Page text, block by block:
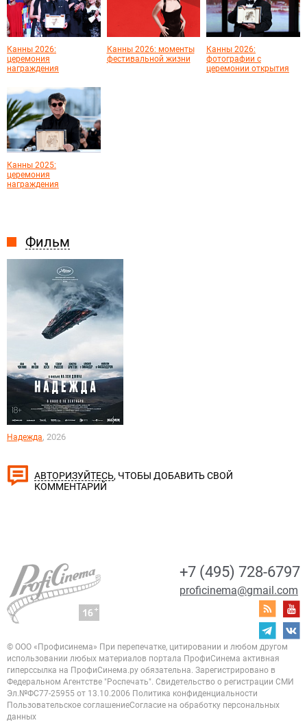
Фильм
Надежда, 2026
Канны 2026:
церемония
награждения
Канны 2026: моменты
фестивальной жизни
Канны 2026:
фотографии с
церемонии открытия
Канны 2025:
церемония
награждения
АВТОРИЗУЙТЕСЬ, ЧТОБЫ ДОБАВИТЬ СВОЙ
КОММЕНТАРИЙ
+7 (495) 728-6797
proficinema@gmail.com
© ООО «Профисинема» При перепечатке, цитировании и любом другом
использовании любых материалов портала ПрофиСинема активная
гиперссылка на ПрофиСинема.ру обязательна. Зарегистрировано в
Федеральном Агентстве "Роспечать". Свидетельство о регистрации СМИ
Эл.№ФС77-25955 от 13.10.2006 Политика конфиденциальности
Пользовательское соглашениеСогласие на обработку персональных
данных